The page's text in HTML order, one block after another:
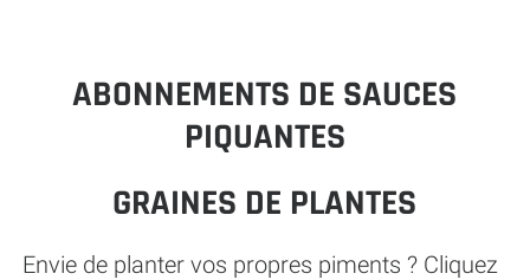
ABONNEMENTS DE SAUCES
PIQUANTES
GRAINES DE PLANTES
Envie de planter vos propres piments ? Cliquez